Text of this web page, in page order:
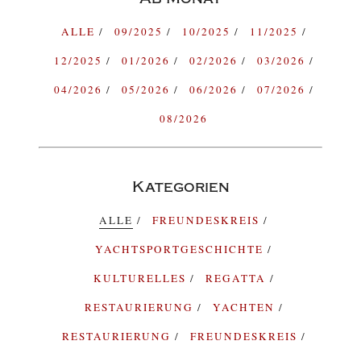
ALLE 09/2025 10/2025
11/2025
12/2025
01/2026 02/2026
03/2026
04/2026
05/2026 06/2026
07/2026
08/2026
Kategorien
ALLE
FREUNDESKREIS
YACHTSPORTGESCHICHTE
KULTURELLES
REGATTA
RESTAURIERUNG
YACHTEN
RESTAURIERUNG
FREUNDESKREIS